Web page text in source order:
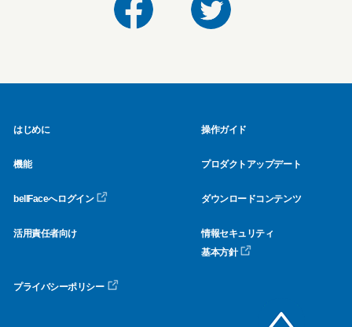
はじめに 操作ガイド
機能 プロダクトアップデート
bellFaceへログイン ダウンロードコンテンツ
活用責任者向け
情報セキュリティ
基本方針
プライバシーポリシー